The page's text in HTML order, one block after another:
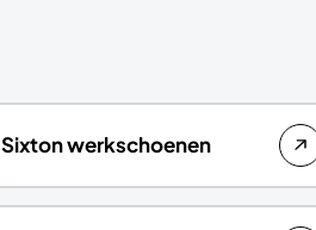
Sixton werkschoenen